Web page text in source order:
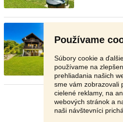
Používame
Súbory cookie a
používame na
prehliadania našich
sme vám zobrazovali
cielené reklamy, na
webových stránok a
naši návštevníci
Typ:chata
Žiar nad Hronom
129 900 €
Stránka: 1 2 3